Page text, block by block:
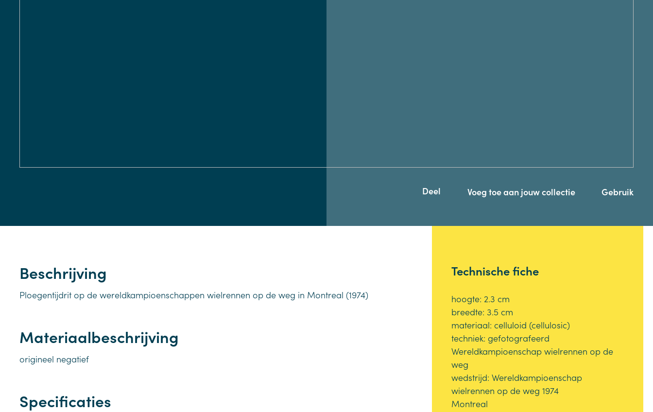
Deel Voeg toe aan jouw collectie Gebruik
Beschrijving
Ploegentijdrit op de wereldkampioenschappen wielrennen op de weg in Montreal (1974)
Materiaalbeschrijving
origineel negatief
Specificaties
Technische fiche
hoogte: 2.3 cm
breedte: 3.5 cm
materiaal: celluloid (cellulosic)
techniek: gefotografeerd
Wereldkampioenschap wielrennen op de
weg
wedstrijd: Wereldkampioenschap
wielrennen op de weg 1974
Montreal